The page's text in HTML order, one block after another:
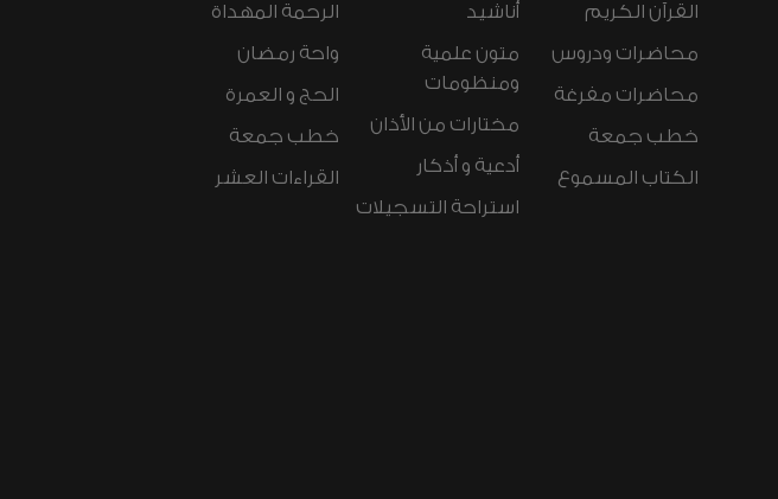
القرآن الكريم
محاضرات ودروس
محاضرات مفرغة
خطب جمعة
الكتاب المسموع
أناشيد
متون علمية
ومنظومات
مختارات من الأذان
أدعية و أذكار
استراحة التسجيلات
الرحمة المهداة
واحة رمضان
الحج و العمرة
خطب جمعة
القراءات العشر